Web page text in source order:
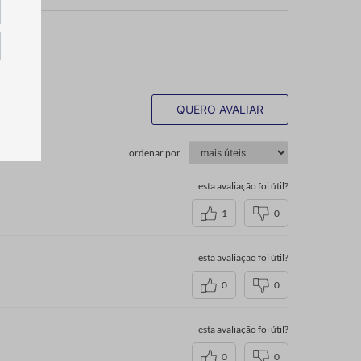
QUERO AVALIAR
ordenar por
esta avaliação foi útil?
1 0
esta avaliação foi útil?
0 0
esta avaliação foi útil?
0 0